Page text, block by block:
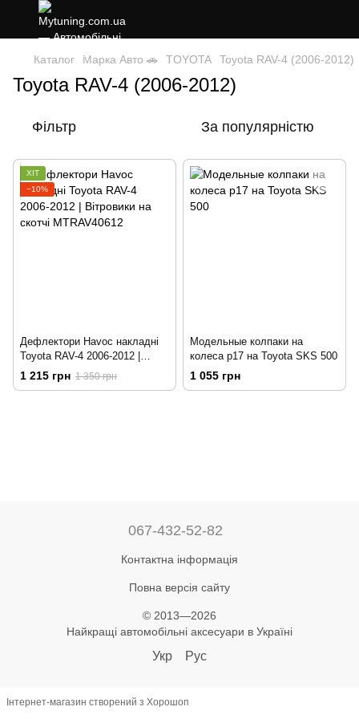
Каталог Марка Авто 🚗 TOYOTA Toyota RAV-4 (2006-2012)
Toyota RAV-4 (2006-2012)
Фільтр За популярністю
ХІТ
−10%
Дефлектори Havoc накладні
Toyota RAV-4 2006-2012 |
Вітровики на скотчі
MTRAV40612
1 215 грн 1 350 грн
Модельные колпаки на
колеса р17 на Toyota SKS 500
1 055 грн
067-432-52-82
Контактна інформація
Повна версія сайту
© 2013—2026
Найкращі автомобільні аксесуари в Україні
Укр Рус
Інтернет-магазин створений з Хорошоп